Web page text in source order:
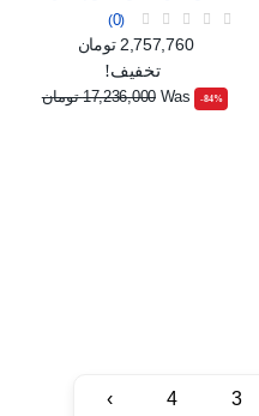
بدون نیاز به لمس
0
قیمت عادی
قیمت
2,757,760 تومان
تخفیف!
‎-84%
Was 17,236,000 تومان
3
4
›